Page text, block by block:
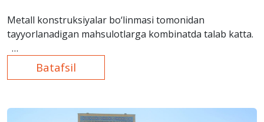
Metall konstruksiyalar bo‘linmasi tomonidan
tayyorlanadigan mahsulotlarga kombinatda talab katta.
Batafsil